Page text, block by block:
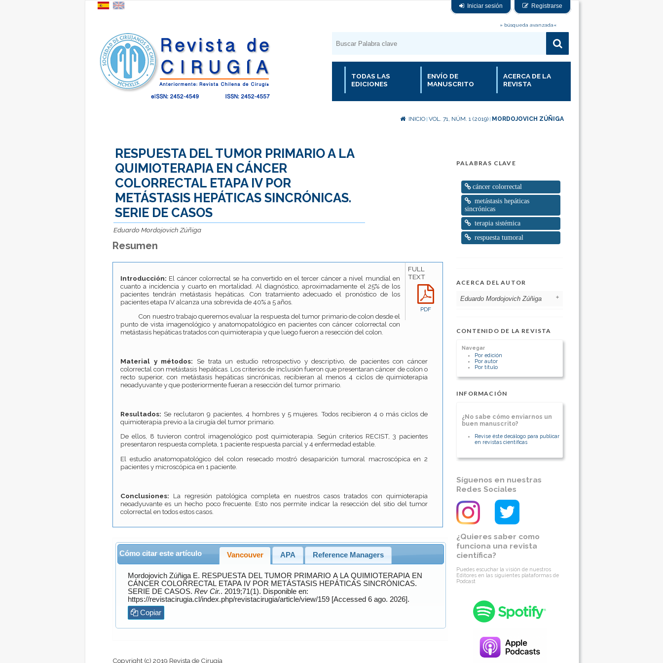
Iniciar sesión Registrarse
» búsqueda avanzada«
TODAS LAS
EDICIONES
ENVÍO DE
MANUSCRITO
ACERCA DE LA
REVISTA
INICIO VOL. 71, NÚM. 1 (2019) MORDOJOVICH ZÚÑIGA
PALABRAS CLAVE
cáncer colorrectal
metástasis hepáticas
sincrónicas
terapia sistémica
respuesta tumoral
ACERCA DEL AUTOR
Eduardo Mordojovich Zúñiga
Chile
[Ver otros artículos de este autor]
CONTENIDO DE LA REVISTA
Navegar
Por edición
Por autor
Por título
INFORMACIÓN
¿No sabe cómo enviarnos un
buen manuscrito?
Revise éste decálogo para publicar
en revistas científicas
Síguenos en nuestras
Redes Sociales
¿Quieres saber como
funciona una revista
científica?
Puedes escuchar la visión de nuestros
Editores en las siguientes plataformas de
Podcast
RESPUESTA DEL TUMOR PRIMARIO A LA
QUIMIOTERAPIA EN CÁNCER
COLORRECTAL ETAPA IV POR
METÁSTASIS HEPÁTICAS SINCRÓNICAS.
SERIE DE CASOS
Eduardo Mordojovich Zúñiga
Resumen
FULL
TEXT
PDF
Introducción: El cáncer colorrectal se ha convertido en el tercer cáncer a nivel mundial en
cuanto a incidencia y cuarto en mortalidad. Al diagnóstico, aproximadamente el 25% de los
pacientes tendrán metástasis hepáticas. Con tratamiento adecuado el pronóstico de los
pacientes etapa IV alcanza una sobrevida de 40% a 5 años.
Con nuestro trabajo queremos evaluar la respuesta del tumor primario de colon desde el
punto de vista imagenológico y anatomopatológico en pacientes con cáncer colorrectal con
metástasis hepáticas tratados con quimioterapia y que luego fueron a resección del colon.
Material y métodos: Se trata un estudio retrospectivo y descriptivo, de pacientes con cáncer
colorrectal con metástasis hepáticas. Los criterios de inclusión fueron que presentaran cáncer de colon o
recto superior, con metástasis hepáticas sincrónicas, recibieran al menos 4 ciclos de quimioterapia
neoadyuvante y que posteriormente fueran a resección del tumor primario.
Resultados: Se reclutaron 9 pacientes, 4 hombres y 5 mujeres. Todos recibieron 4 o más ciclos de
quimioterapia previo a la cirugía del tumor primario.
De ellos, 8 tuvieron control imagenológico post quimioterapia. Según criterios RECIST, 3 pacientes
presentaron respuesta completa, 1 paciente respuesta parcial y 4 enfermedad estable.
El estudio anatomopatológico del colon resecado mostró desaparición tumoral macroscópica en 2
pacientes y microscópica en 1 paciente.
Conclusiones: La regresión patológica completa en nuestros casos tratados con quimioterapia
neoadyuvante es un hecho poco frecuente. Esto nos permite indicar la resección del sitio del tumor
colorrectal en todos estos casos.
Cómo citar este artículo Vancouver APA Reference Managers
Mordojovich ZúñigaE. RESPUESTA DEL TUMOR PRIMARIO A LA QUIMIOTERAPIA EN
CÁNCER COLORRECTAL ETAPA IV POR METÁSTASIS HEPÁTICAS SINCRÓNICAS.
SERIE DE CASOS. Rev Cir.. 2019;71(1). Disponible en:
https://revistacirugia.cl/index.php/revistacirugia/article/view/159 [Accessed 6 ago. 2026].
Copiar
Copyright (c) 2019 Revista de Cirugía